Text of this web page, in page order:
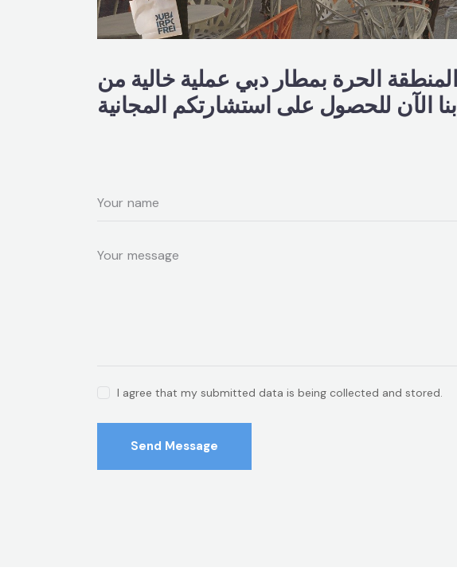
الحرة بمطار دبي عملية خالية من
I agree that my submitted data is being collected and stored.
Send Message